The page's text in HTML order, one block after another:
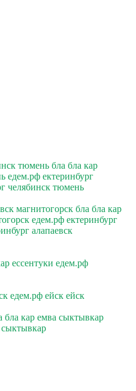
тюмень бла бла кар
едем.рф ектеринбург
челябинск тюмень
магнитогорск бла бла кар
едем.рф ектеринбург
алапаевск
ессентуки едем.рф
едем.рф ейск ейск
бла кар емва сыктывкар